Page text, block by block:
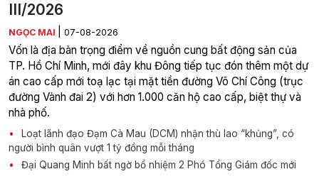
III/2026
NGỌC MAI 07-08-2026
Vốn là địa bàn trọng điểm về nguồn cung bất động sản của
TP. Hồ Chí Minh, mới đây khu Đông tiếp tục đón thêm một dự
án cao cấp mới toạ lạc tại mặt tiền đường Võ Chí Công (trục
đường Vành đai 2) với hơn 1.000 căn hộ cao cấp, biệt thự và
nhà phố.
Loạt lãnh đạo Đạm Cà Mau (DCM) nhận thù lao “khủng”, có
người bình quân vượt 1 tỷ đồng mỗi tháng
Đại Quang Minh bất ngờ bổ nhiệm 2 Phó Tổng Giám đốc mới